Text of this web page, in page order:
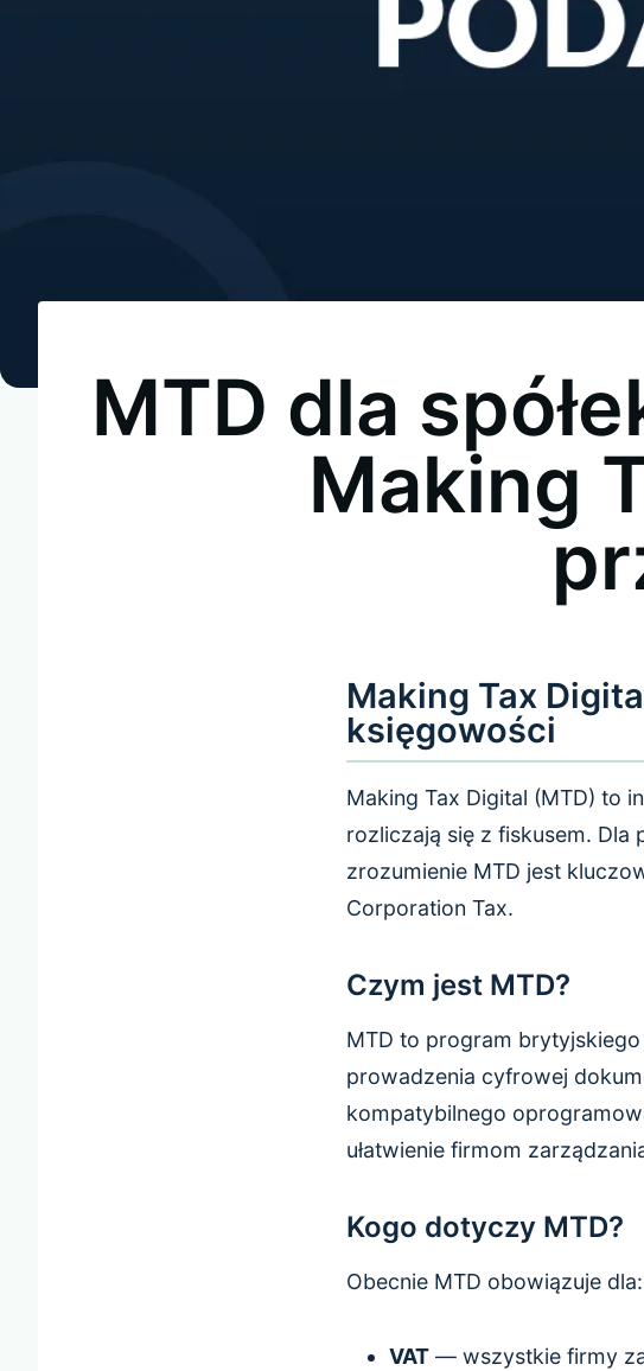
MTD dla
Making
Making Tax
księgowości
Making Tax Digital (MTD) to
rozliczają się z fiskusem.
zrozumienie MTD jest
Corporation Tax.
Czym jest MTD?
MTD to program
prowadzenia cyfrowej
kompatybilnego
ułatwienie firmom
Kogo dotyczy MTD?
Obecnie MTD obowiązuje dla:
VAT— wszystkie firmy